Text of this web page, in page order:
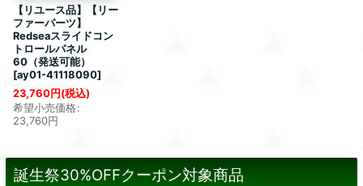
【リユース品】【リー
ファーパーツ】
Redseaスライドコン
トロールパネル
60（発送可能）
[ay01-41118090]
23,760円 (税込)
希望小売価格:
23,760円
誕生祭30%OFFクーポン対象商品